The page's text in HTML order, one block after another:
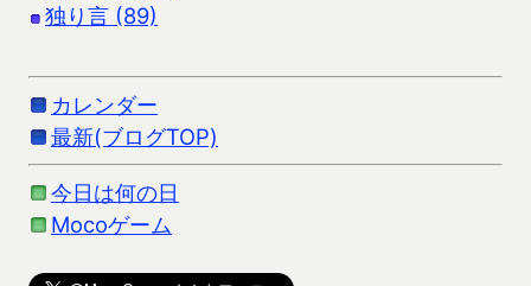
独り言 (89)
カレンダー
最新(ブログTOP)
今日は何の日
Mocoゲーム